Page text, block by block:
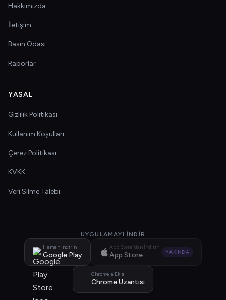
Hakkımızda
İletişim
Basın Odası
Raporlar
YASAL
Gizlilik Politikası
Kullanım Koşulları
Çerez Politikası
KVKK
Veri Silme Talebi
UYGULAMAYI İNDIR
Hemen İndirin
Google Play
App Store'dan İndirin
App Store YAKINDA
Chrome'a Ekle
Chrome Uzantısı